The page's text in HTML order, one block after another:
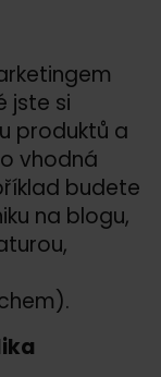
jste si
produktů a
vhodná
budete
na blogu,